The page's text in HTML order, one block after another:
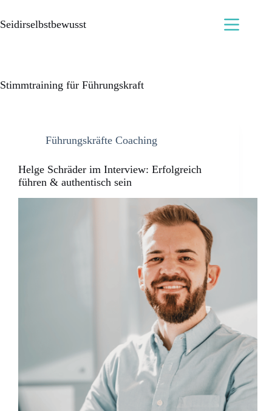
Seidirselbstbewusst
Stimmtraining für Führungskraft
Führungskräfte Coaching
Helge Schräder im Interview: Erfolgreich
führen & authentisch sein